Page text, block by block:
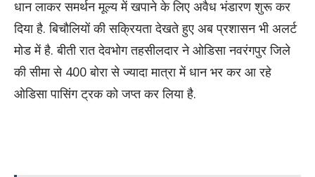
धान लाकर समर्थन मूल्य में खपाने के लिए अवैध भंडारण शुरू कर
दिया है. बिचौलियों की सक्रियता देखते हुए अब प्रशासन भी अलर्ट
मोड में है. बीती रात देवभोग तहसीलदार ने ओडिसा नवरंगपुर जिले
की सीमा से 400 बोरा से ज्यादा मात्रा में धान भर कर आ रहे
ओडिसा पासिंग ट्रक को जप्त कर लिया है.